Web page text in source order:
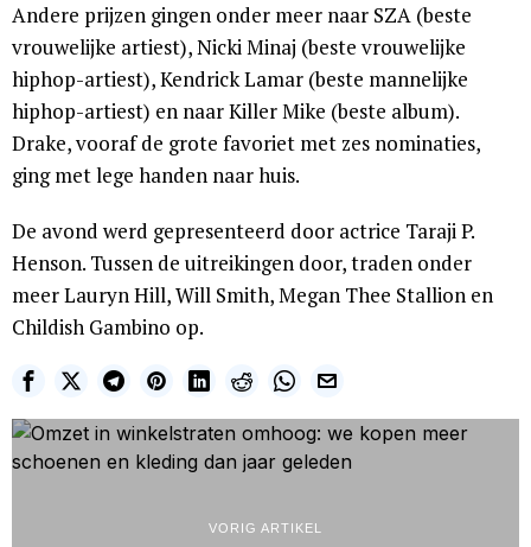
Andere prijzen gingen onder meer naar SZA (beste
vrouwelijke artiest), Nicki Minaj (beste vrouwelijke
hiphop-artiest), Kendrick Lamar (beste mannelijke
hiphop-artiest) en naar Killer Mike (beste album).
Drake, vooraf de grote favoriet met zes nominaties,
ging met lege handen naar huis.
De avond werd gepresenteerd door actrice Taraji P.
Henson. Tussen de uitreikingen door, traden onder
meer Lauryn Hill, Will Smith, Megan Thee Stallion en
Childish Gambino op.
VORIG ARTIKEL